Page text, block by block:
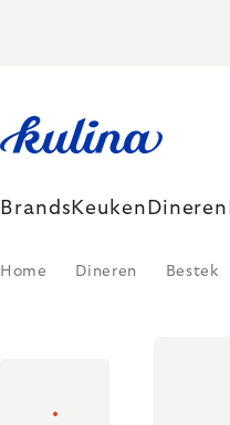
Brands Keuken Dineren
Home Dineren Bestek